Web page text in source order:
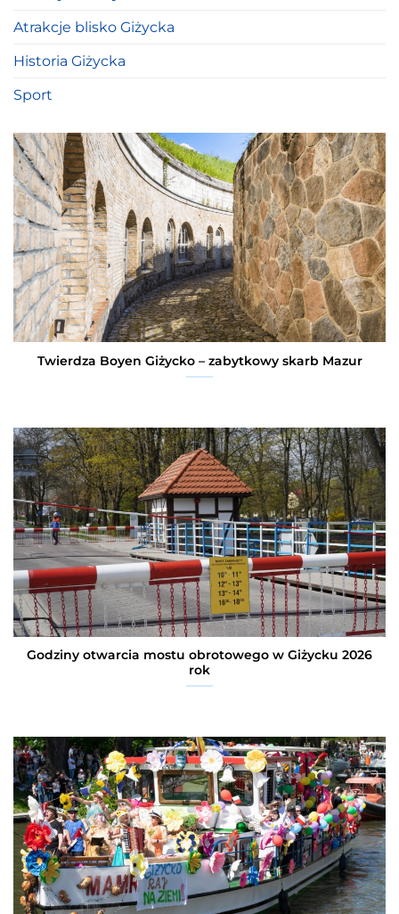
Atrakcje blisko Giżycka
Historia Giżycka
Sport
Twierdza Boyen Giżycko – zabytkowy skarb Mazur
Godziny otwarcia mostu obrotowego w Giżycku 2026
rok